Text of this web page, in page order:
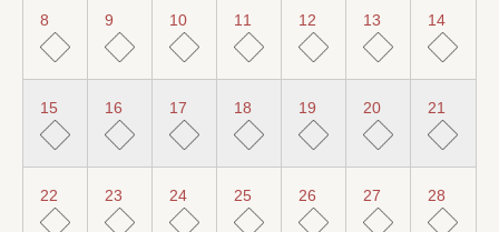
8 9 10 11 12 13 14
15 16 17 18 19 20 21
22 23 24 25 26 27 28